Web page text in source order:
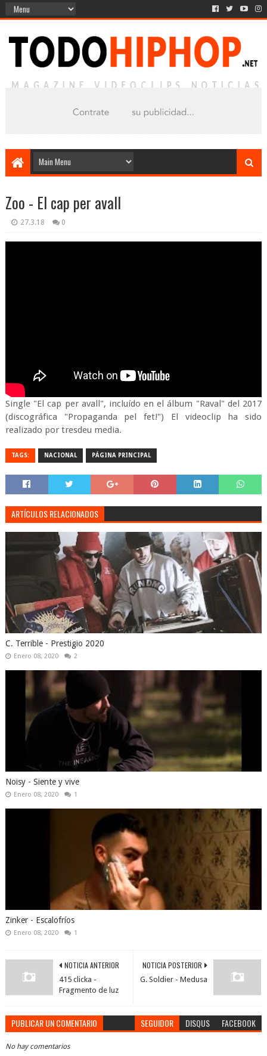
Zoo - El cap per avall
27.3.18 0
Single "El cap per avall", incluído en el álbum "Raval" del 2017
(discográfica "Propaganda pel fet!") El videoclip ha sido
realizado por tresdeu media.
TAGS: NACIONAL PÁGINA PRINCIPAL
ARTÍCULOS RELACIONADOS
C. Terrible - Prestigio 2020
Enero 08, 2020 2
Noisy - Siente y vive
Enero 08, 2020 1
Zinker - Escalofríos
Enero 08, 2020 1
NOTICIA POSTERIOR
G. Soldier - Medusa
NOTICIA ANTERIOR
415 clicka -
Fragmento de luz
PUBLICAR UN COMENTARIO SEGUIDOR DISQUS FACEBOOK
No hay comentarios